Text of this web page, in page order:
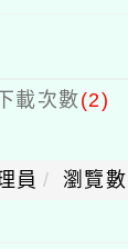
載次數(2)
員 瀏覽